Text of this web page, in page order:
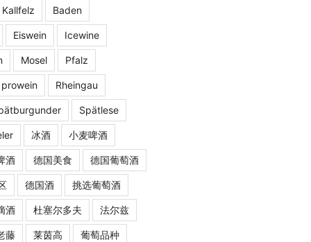
Baden
Eiswein Icewine
Mosel Pfalz
prowein Rheingau
Spätlese
冰酒 小麦啤酒
酒 德国美食 德国葡萄酒
德国酒 挑选葡萄酒
酒 杜塞尔多夫 法尔兹
藤 莱茵高 葡萄品种